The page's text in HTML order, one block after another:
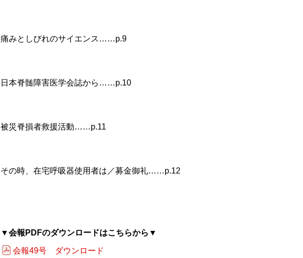
痛みとしびれのサイエンス……p.9
日本脊髄障害医学会誌から……p.10
被災脊損者救援活動……p.11
その時、在宅呼吸器使用者は／募金御礼……p.12
▼会報PDFのダウンロードはこちらから▼
会報49号 ダウンロード